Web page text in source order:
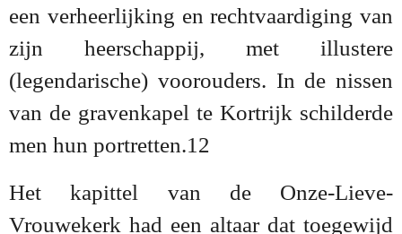
een verheerlijking en rechtvaardiging van
zijn heerschappij, met illustere
(legendarische) voorouders. In de nissen
van de gravenkapel te Kortrijk schilderde
men hun portretten.12
Het kapittel van de Onze-Lieve-
Vrouwekerk had een altaar dat toegewijd